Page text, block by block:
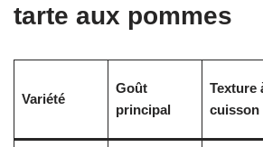
tarte aux pommes
Variété
Goût
principal
Texture
cuisson